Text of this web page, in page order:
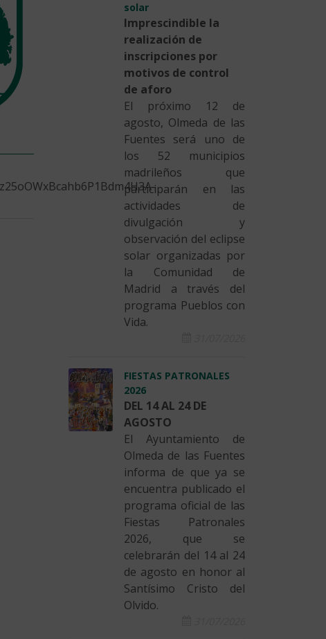
solar
Imprescindible la
realización de
inscripciones por
motivos de control
de aforo
El próximo 12 de
agosto, Olmeda de las
Fuentes será uno de
los 52 municipios
madrileños que
participarán en las
actividades de
divulgación y
observación del eclipse
solar organizadas por
la Comunidad de
Madrid a través del
programa Pueblos con
Vida.
FIESTAS PATRONALES
2026
DEL 14 AL 24 DE
AGOSTO
El Ayuntamiento de
Olmeda de las Fuentes
informa de que ya se
encuentra publicado el
programa oficial de las
Fiestas Patronales
2026, que se
celebrarán del 14 al 24
de agosto en honor al
Santísimo Cristo del
Olvido.